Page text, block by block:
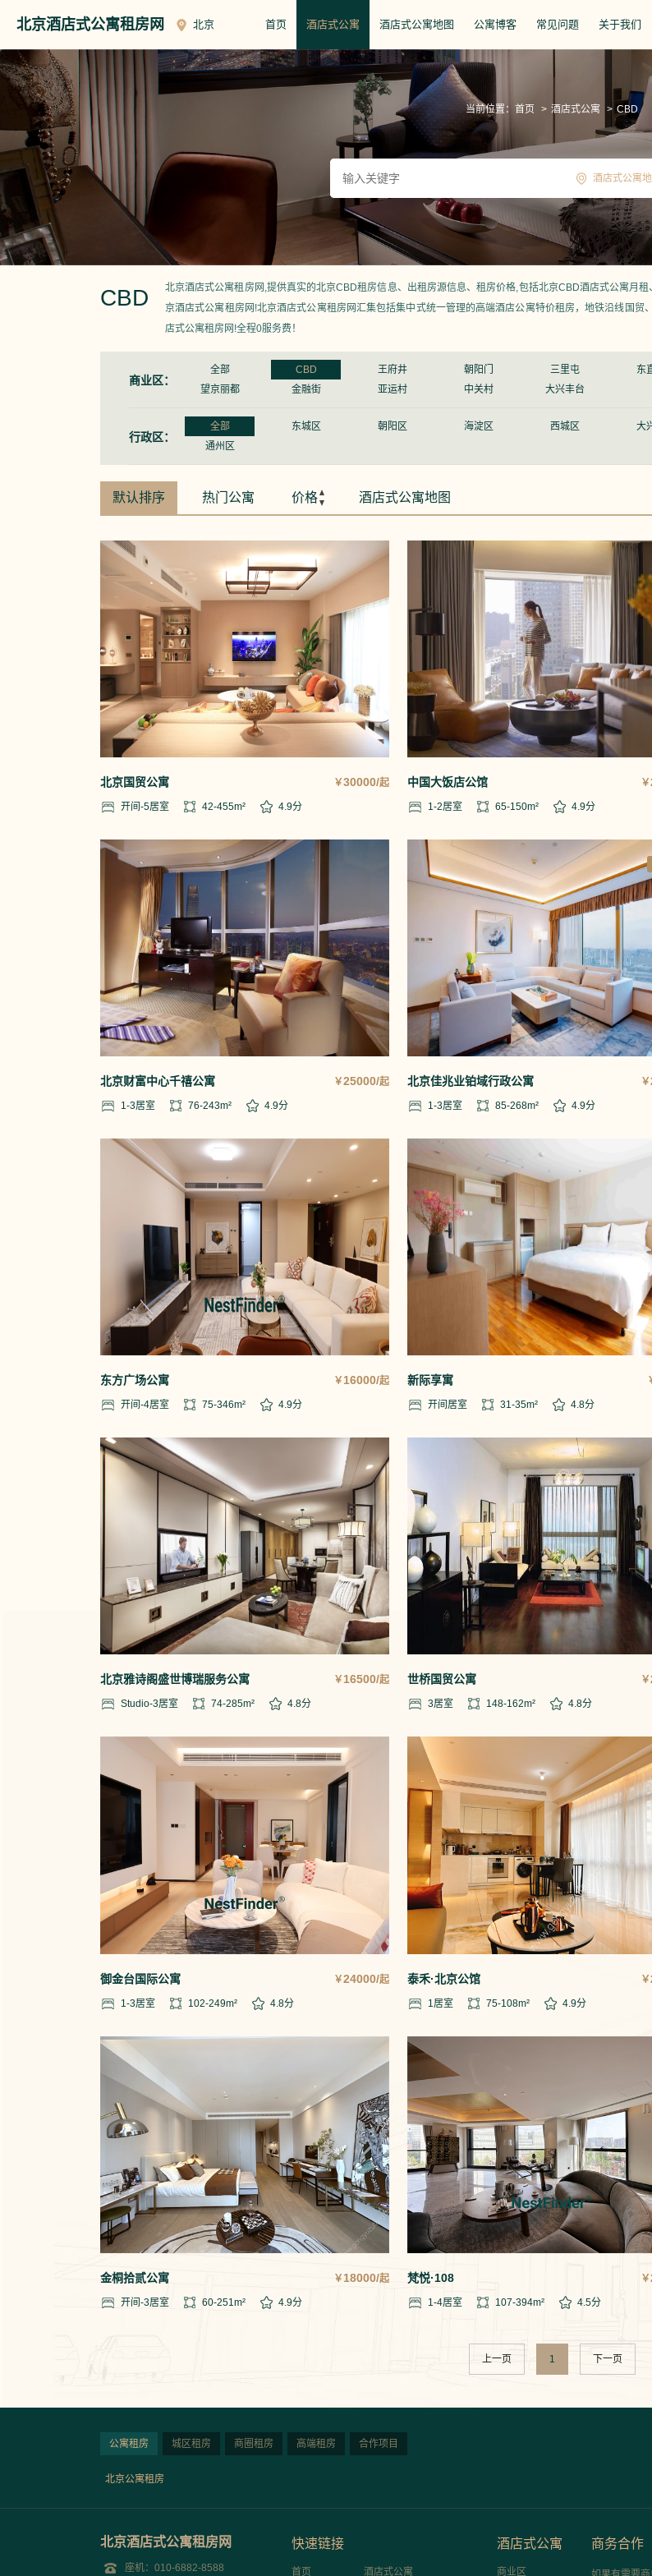
北京酒店式公寓租房网 北京 首页 酒店式公寓 酒店式公寓地图 公寓博客 常见问题 关于我们
当前位置： 首页 > 酒店式公寓 > CBD
酒店式公寓
CBD
北京酒店式公寓租房网,提供真实的北京CBD租房信息、出租房源信息、租房价格,包括北京CBD酒店式公寓月
京酒店式公寓租房网!北京酒店式公寓租房网汇集包括集中式统一管理的高端酒店公寓特价租房，地铁沿线国
店式公寓租房网!全程0服务费！
商业区：
全部 CBD 王府井 朝阳门 三里屯 东
望京丽都
金融街 亚运村 中关村 大兴丰台
行政区：
全部 东城区 朝阳区 海淀区 西城区 大
通州区
默认排序 热门公寓 价格 酒店式公寓地图
北京国贸公寓 ￥30000/起
开间-5居室 42-455m² 4.9分
中国大饭店公馆 ￥
1-2居室 65-150m² 4.9分
北京财富中心千禧公寓 ￥25000/起
1-3居室 76-243m² 4.9分
北京佳兆业铂域行政公寓 ￥
1-3居室 85-268m² 4.9分
东方广场公寓 ￥ 16000/起
开间-4居室 75-346m² 4.9分
新际享寓
开间 居室 31-35m² 4.8分
北京雅诗阁盛世博瑞服务公寓 ￥ 16500/起
Studio-3居室 74-285m² 4.8分
世桥国贸公寓 ￥
3居室 148-162m² 4.8分
御金台国际公寓 ￥24000/起
1-3居室 102-249m² 4.8分
泰禾·北京公馆 ￥
1 居室 75-108m² 4.9分
金桐拾贰公寓 ￥18000/起
开间-3居室 60-251 m² 4.9分
梵悦·108 ￥
1-4居室 107-394m² 4.5分
上一页 1 下一页
公寓租房 城区租房 商圈租房 高端租房 合作项目
北京公寓租房
北京酒店式公寓租房网
座机：010-6882-8588
快速链接
首页 酒店式公寓
酒店式公寓
商业区
商务合作